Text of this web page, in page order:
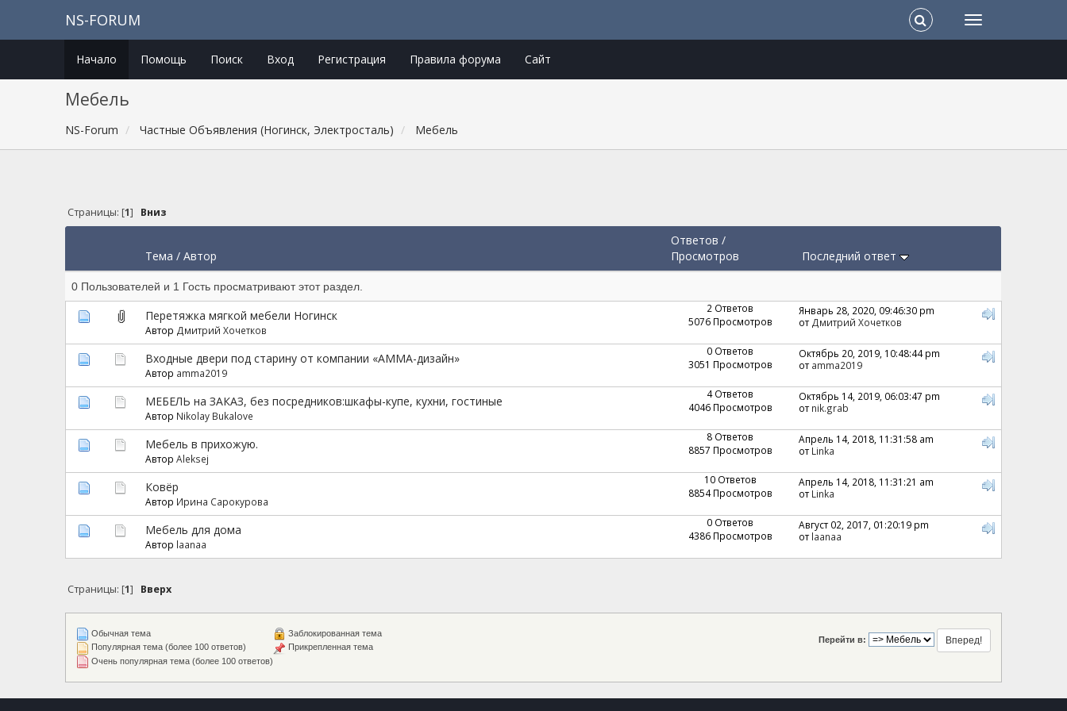
NS-FORUM
Начало Помощь Поиск Вход Регистрация Правила форума Сайт
Мебель
NS-Forum Частные Объявления (Ногинск, Электросталь) Мебель
Страницы: [1] Вниз
Тема /Автор
Ответов /
Просмотров
Последний ответ
0 Пользователей и 1 Гость просматривают этот раздел.
Перетяжка мягкой мебели Ногинск
Автор Дмитрий Хочетков
2 Ответов
5076 Просмотров
Январь 28, 2020, 09:46:30 pm
от Дмитрий Хочетков
Входные двери под старину от компании «АММА-дизайн»
Автор amma2019
0 Ответов
3051 Просмотров
Октябрь 20, 2019, 10:48:44 pm
отamma2019
МЕБЕЛЬ на ЗАКАЗ, без посредников:шкафы-купе, кухни, гостиные
Автор Nikolay Bukalove
4 Ответов
4046 Просмотров
Октябрь 14, 2019, 06:03:47 pm
отnik.grab
Мебель в прихожую.
АвторAleksej
8 Ответов
8857 Просмотров
Апрель 14, 2018, 11:31:58 am
отLinka
Ковёр
Автор Ирина Сарокурова
10 Ответов
8854 Просмотров
Апрель 14, 2018, 11:31:21 am
отLinka
Мебель для дома
Автор laanaa
0 Ответов
4386 Просмотров
Август 02, 2017, 01:20:19 pm
отlaanaa
Страницы: [1] Вверх
Перейти в:
Обычная тема
Популярная тема (более 100 ответов)
Очень популярная тема (более 100 ответов)
Заблокированная тема
Прикрепленная тема